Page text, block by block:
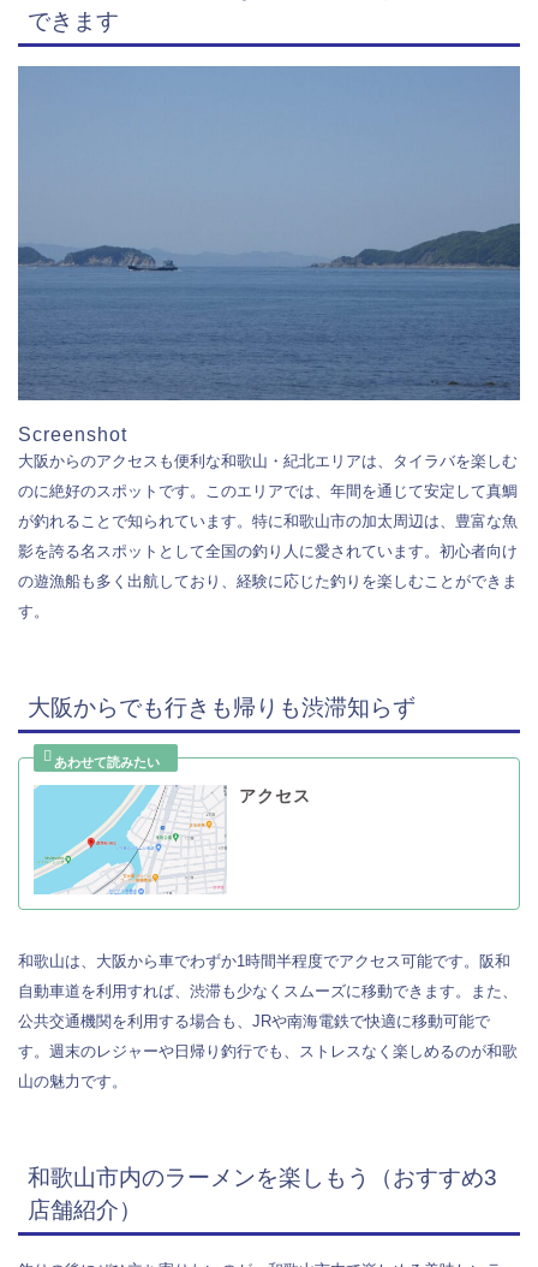
できます
Screenshot
大阪からのアクセスも便利な和歌山・紀北エリアは、タイラバを楽しむ
のに絶好のスポットです。このエリアでは、年間を通じて安定して真鯛
が釣れることで知られています。特に和歌山市の加太周辺は、豊富な魚
影を誇る名スポットとして全国の釣り人に愛されています。初心者向け
の遊漁船も多く出航しており、経験に応じた釣りを楽しむことができま
す。
大阪からでも行きも帰りも渋滞知らず
アクセス
和歌山は、大阪から車でわずか1時間半程度でアクセス可能です。阪和
自動車道を利用すれば、渋滞も少なくスムーズに移動できます。また、
公共交通機関を利用する場合も、JRや南海電鉄で快適に移動可能で
す。週末のレジャーや日帰り釣行でも、ストレスなく楽しめるのが和歌
山の魅力です。
和歌山市内のラーメンを楽しもう（おすすめ3
店舗紹介）